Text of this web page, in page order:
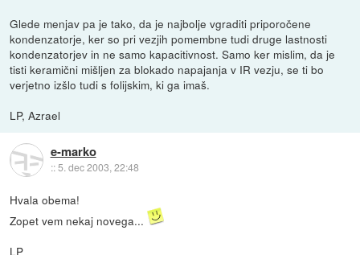
Glede menjav pa je tako, da je najbolje vgraditi priporočene
kondenzatorje, ker so pri vezjih pomembne tudi druge lastnosti
kondenzatorjev in ne samo kapacitivnost. Samo ker mislim, da je
tisti keramični mišljen za blokado napajanja v IR vezju, se ti bo
verjetno izšlo tudi s folijskim, ki ga imaš.
LP, Azrael
e-marko
::5. dec 2003, 22:48
Hvala obema!
Zopet vem nekaj novega...
LP